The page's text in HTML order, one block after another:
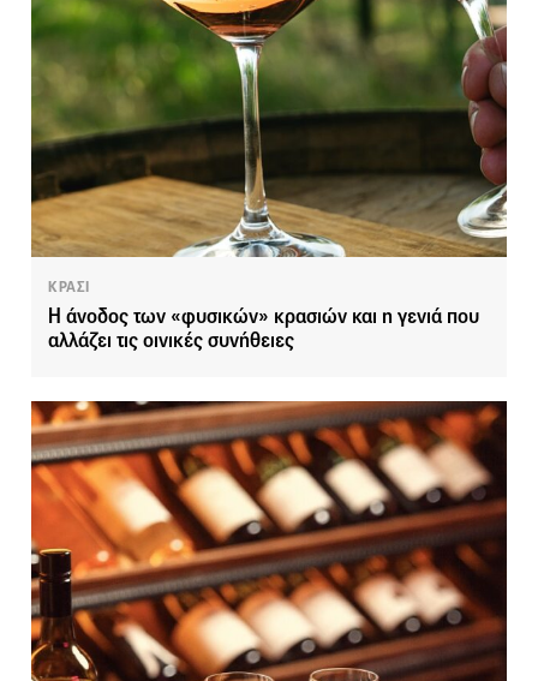
ΚΡΑΣΙ
Η άνοδος των «φυσικών» κρασιών και η γενιά που
αλλάζει τις οινικές συνήθειες